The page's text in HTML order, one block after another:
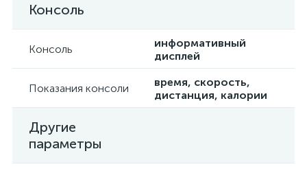
Консоль
Консоль
информативный
дисплей
Показания консоли
время, скорость,
дистанция, калории
Другие
параметры